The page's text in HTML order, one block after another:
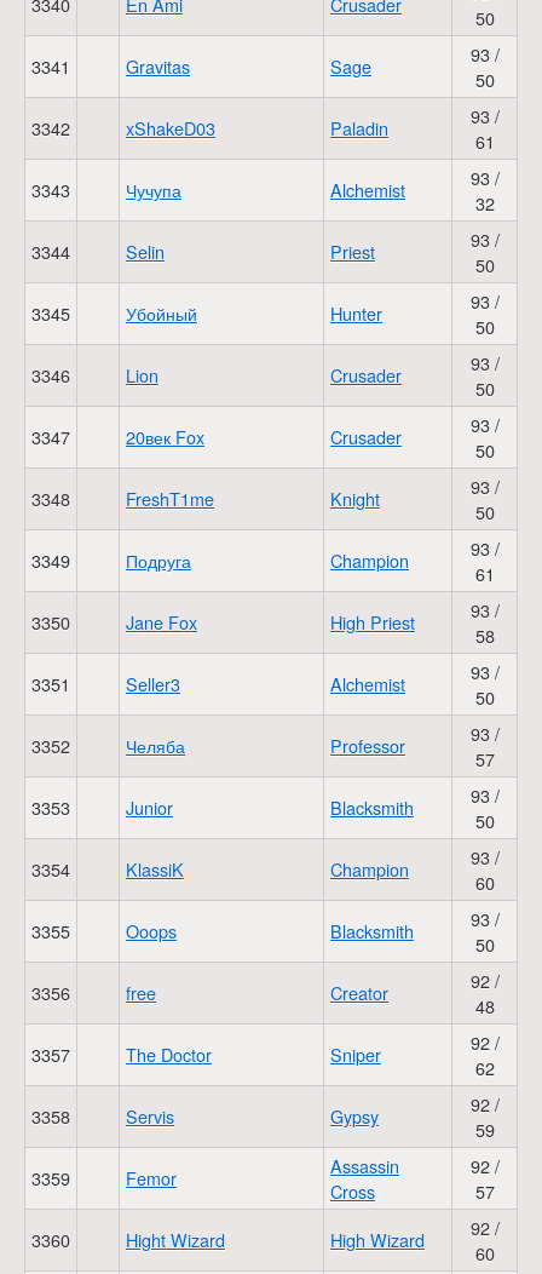
50
3341
Gravitas Sage
93 /
50
3342
xShakeD03 Paladin
93 /
61
3343
Чучупа Alchemist
93 /
32
3344
Selin Priest
93 /
50
3345
Убойный Hunter
93 /
50
3346
Lion Crusader
93 /
50
3347
20век Fox Crusader
93 /
50
3348
FreshT1me Knight
93 /
50
3349
Подруга Champion
93 /
61
3350
Jane Fox High Priest
93 /
58
3351
Seller3 Alchemist
93 /
50
3352
Челяба Professor
93 /
57
3353
Junior Blacksmith
93 /
50
3354
KlassiK Champion
93 /
60
3355
Ooops Blacksmith
93 /
50
3356
free Creator
92 /
48
3357
The Doctor Sniper
92 /
62
3358
Servis Gypsy
92 /
59
3359
Femor
Assassin
Cross
92 /
57
3360
Hight Wizard High Wizard
92 /
60